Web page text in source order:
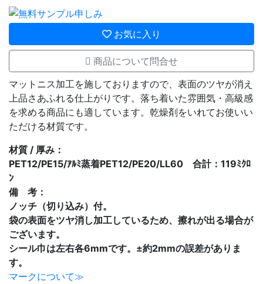
お気に入り
商品について問合せ
マットニス加工を施しておりますので、表面のツヤが消え
上品さあふれる仕上がりです。落ち着いた雰囲気・高級感
を求める商品にも適しています。乾燥剤をいれてお使いい
ただける材質です。
材質 / 厚み：
PET12/PE15/ｱﾙﾐ蒸着PET12/PE20/LL60 合計：119ﾐｸﾛ
ﾝ
備 考：
ノッチ（切り込み）付。
袋の表面をツヤ消し加工しているため、擦れが出る場合が
ございます。
シール巾は左右各6mmです。±約2mmの誤差がありま
す。
マークについて≫